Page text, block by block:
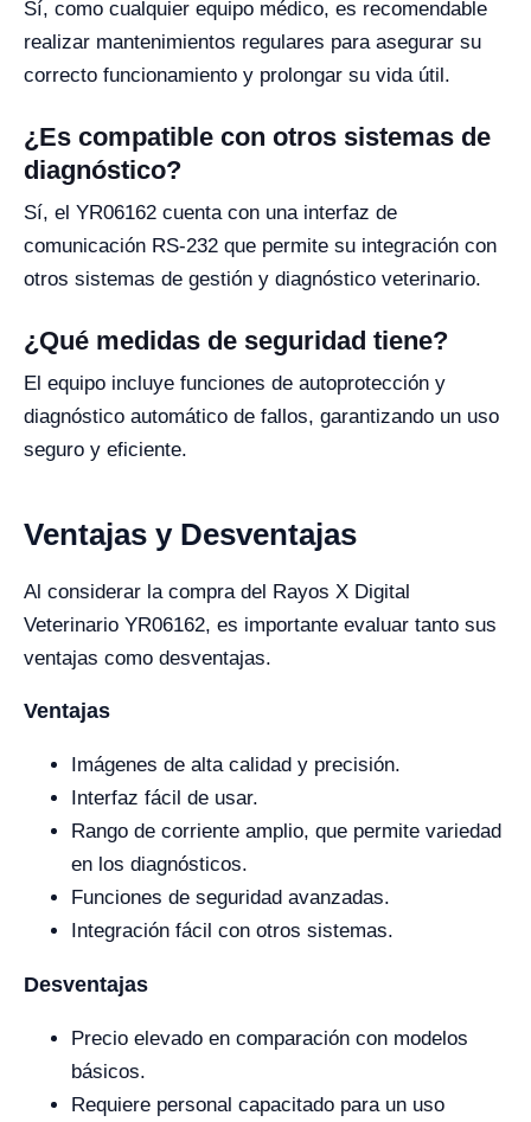
Sí, como cualquier equipo médico, es recomendable
realizar mantenimientos regulares para asegurar su
correcto funcionamiento y prolongar su vida útil.
¿Es compatible con otros sistemas de
diagnóstico?
Sí, el YR06162 cuenta con una interfaz de
comunicación RS-232 que permite su integración con
otros sistemas de gestión y diagnóstico veterinario.
¿Qué medidas de seguridad tiene?
El equipo incluye funciones de autoprotección y
diagnóstico automático de fallos, garantizando un uso
seguro y eficiente.
Ventajas y Desventajas
Al considerar la compra del Rayos X Digital
Veterinario YR06162, es importante evaluar tanto sus
ventajas como desventajas.
Ventajas
Imágenes de alta calidad y precisión.
Interfaz fácil de usar.
Rango de corriente amplio, que permite variedad
en los diagnósticos.
Funciones de seguridad avanzadas.
Integración fácil con otros sistemas.
Desventajas
Precio elevado en comparación con modelos
básicos.
Requiere personal capacitado para un uso